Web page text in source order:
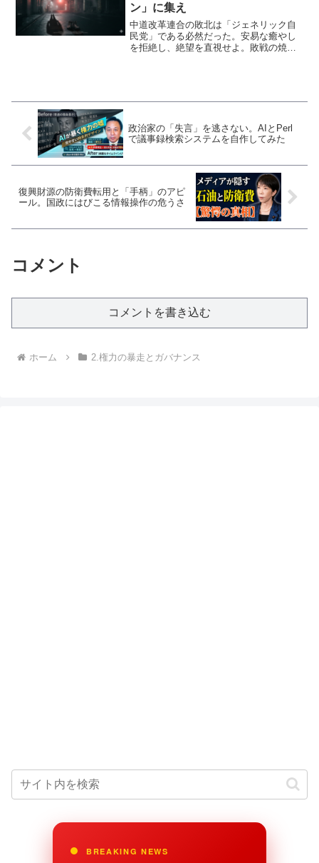
ン」に集え
中道改革連合の敗北は「ジェネリック自
民党」である必然だった。安易な癒やし
を拒絶し、絶望を直視せよ。敗戦の焼け
政治家の「失言」を逃さない。AIとPerl
で議事録検索システムを自作してみた
復興財源の防衛費転用と「手柄」のアピ
ール。国政にはびこる情報操作の危うさ
コメント
コメントを書き込む
ホーム 2.権力の暴走とガバナンス
BREAKING NEWS